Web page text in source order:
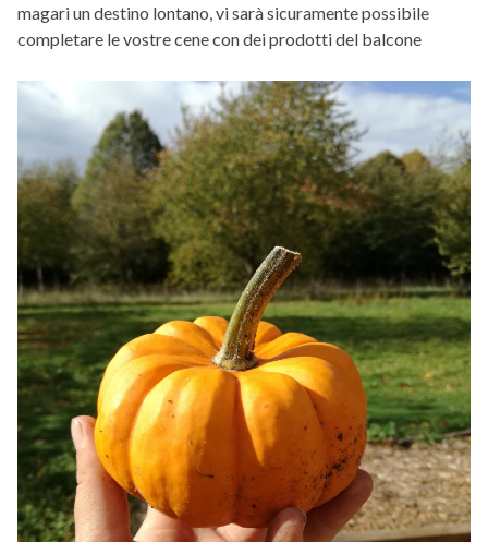
magari un destino lontano, vi sarà sicuramente possibile
completare le vostre cene con dei prodotti del balcone